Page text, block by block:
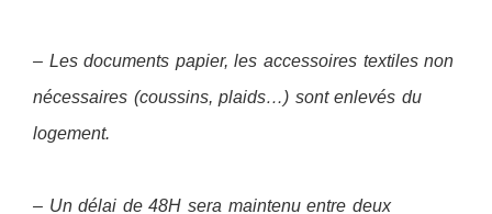
– Les documents papier, les accessoires textiles non
nécessaires (coussins, plaids…) sont enlevés du
logement.
– Un délai de 48H sera maintenu entre deux